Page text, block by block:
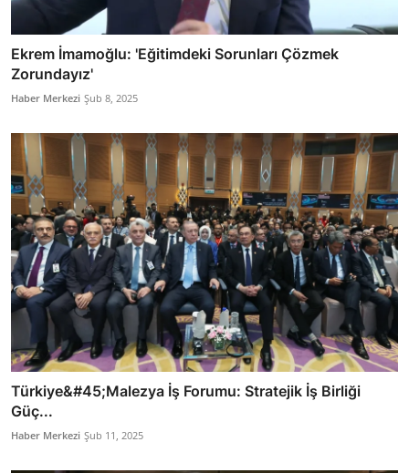
Ekrem İmamoğlu: 'Eğitimdeki Sorunları Çözmek
Zorundayız'
Haber Merkezi Şub 8, 2025
Türkiye&#45;Malezya İş Forumu: Stratejik İş Birliği
Güç...
Haber Merkezi Şub 11, 2025